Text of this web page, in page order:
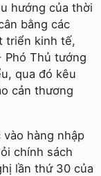
hướng của thời
bằng các
triển kinh tế,
Phó Thủ tướng
qua đó kêu
cản thương
hàng nhập
chính sách
lần thứ 30 của